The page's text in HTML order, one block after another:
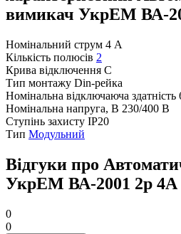
вимикач УкрЕМ ВА-
Номінальний струм 4 А
Кількість полюсів 2
Крива відключення C
Тип монтажу Din-рейка
Номінальна відключаюча здатність
Номінальна напруга, В 230/400 В
Ступінь захисту IP20
Тип Модульний
Відгуки про
УкрЕМ ВА-2001 2р 4А
0
0